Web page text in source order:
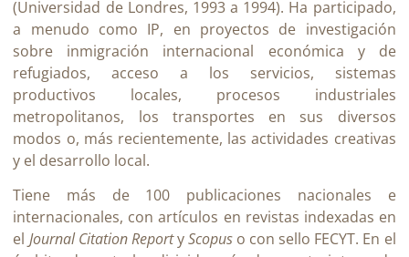
(Universidad de Londres, 1993 a 1994). Ha participado,
a menudo como IP, en proyectos de investigación
sobre inmigración internacional económica y de
refugiados, acceso a los servicios, sistemas
productivos locales, procesos industriales
metropolitanos, los transportes en sus diversos
modos o, más recientemente, las actividades creativas
y el desarrollo local.
Tiene más de 100 publicaciones nacionales e
internacionales, con artículos en revistas indexadas en
el Journal Citation ReportyScopuso con sello FECYT. En el